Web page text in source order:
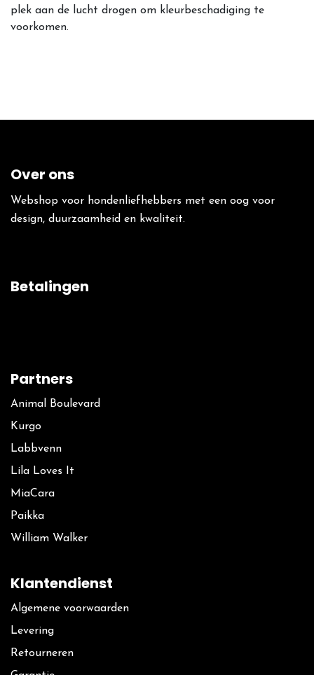
plek aan de lucht drogen om kleurbeschadiging te
voorkomen.
Over ons
Webshop voor hondenliefhebbers met een oog voor
design, duurzaamheid en kwaliteit.
Betalingen
Partners
Animal Boulevard
Kurgo
La​bbvenn
Lila Loves It
MiaCara
Paikka
William Walker
Klantendienst
Algemene voorwaarden
Levering
Retourneren